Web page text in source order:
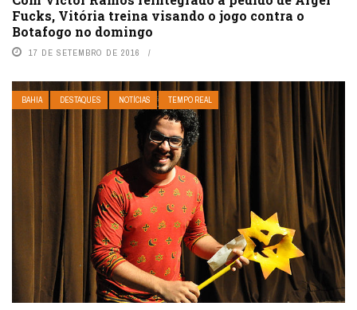
Fucks, Vitória treina visando o jogo contra o
Botafogo no domingo
17 DE SETEMBRO DE 2016
BAHIA DESTAQUES NOTÍCIAS TEMPO REAL